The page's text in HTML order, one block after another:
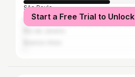
São Paulo
Kanata
Start a Free Trial to Unlock